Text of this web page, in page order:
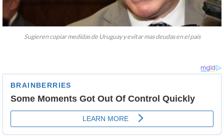
Sugieren copiar medidas de Uruguay y evitar mas deudas en el país